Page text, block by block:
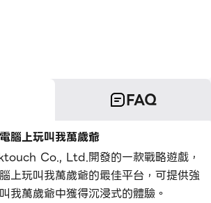
FAQ
腦上玩叫我萬歲爺
Co., Ltd.開發的一款戰略遊戲，
上玩叫我萬歲爺的最佳平台，可提供強
我萬歲爺中獲得沉浸式的體驗。